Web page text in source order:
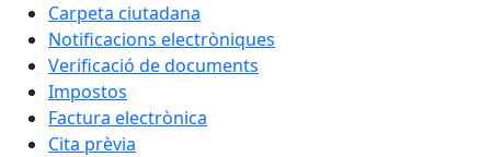
Carpeta ciutadana
Notificacions electròniques
Verificació de documents
Impostos
Factura electrònica
Cita prèvia